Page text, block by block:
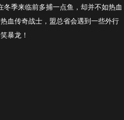
季来临前多捕一点鱼，却并不如热血
血传奇战士，盟总省会遇到一些外行
暴龙！